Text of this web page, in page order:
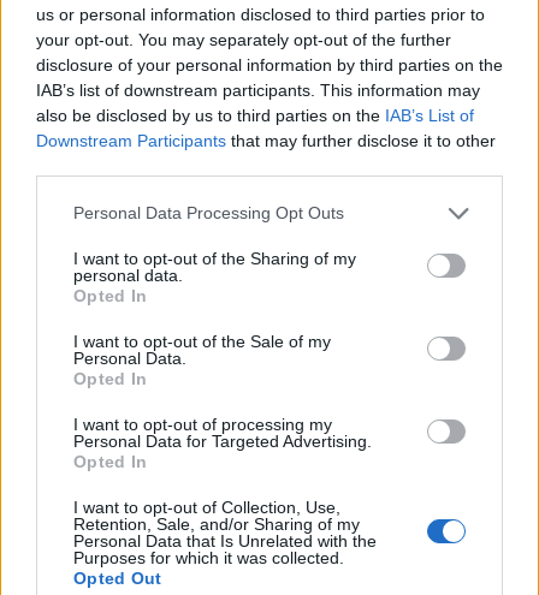
us or personal information disclosed to third parties prior to
your opt-out. You may separately opt-out of the further
disclosure of your personal information by third parties on the
IAB’s list of downstream participants. This information may
also be disclosed by us to third parties on the IAB’s List of
Downstream Participants that may further disclose it to other
Personal Data Processing Opt Outs
I want to opt-out of the Sharing of my
personal data.
Opted In
I want to opt-out of the Sale of my
Personal Data.
Opted In
I want to opt-out of processing my
Personal Data for Targeted Advertising.
Opted In
I want to opt-out of Collection, Use,
Retention, Sale, and/or Sharing of my
Personal Data that Is Unrelated with the
Purposes for which it was collected.
Opted Out